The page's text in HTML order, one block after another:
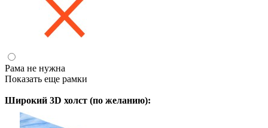
Рама не нужна
Показать еще рамки
Широкий 3D холст (по желанию):